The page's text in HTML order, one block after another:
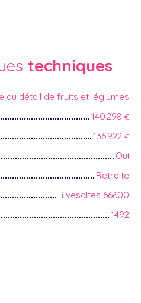
techniques
au détail de fruits et légiumes
140 298 €
136 922 €
Oui
Retraite
Rivesaltes 66600
1492